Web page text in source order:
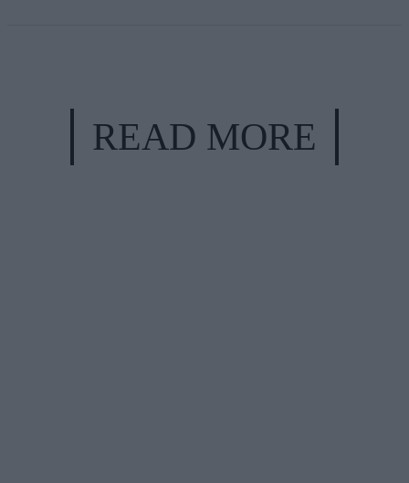
READ MORE